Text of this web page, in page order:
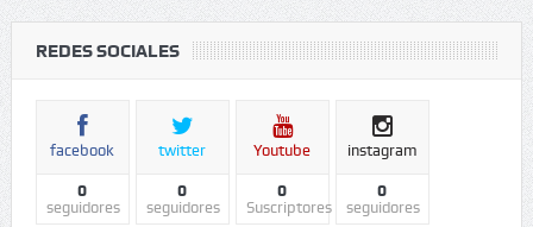
REDES SOCIALES
facebook
0
seguidores
twitter
0
seguidores
Youtube
0
Suscriptores
instagram
0
seguidores